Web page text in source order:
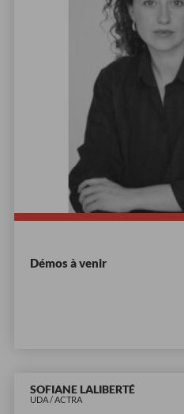
Démos à venir
SOFIANE LALIBERTÉ
UDA / ACTRA